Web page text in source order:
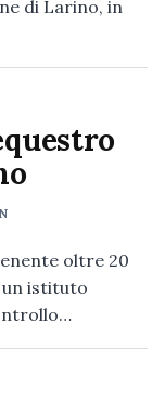
di Larino, in
oltre 20
istituto